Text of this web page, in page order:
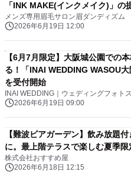
「INK MAKE(インクメイク)」の
メンズ専用眉毛サロン眉ダンディズム
2026年6月19日 12:00
【6月7月限定】大阪城公園での
る！「INAI WEDDING WASOU
を受付開始
INAI WEDDING｜ウェディングフォト
2026年6月19日 09:00
【難波ビアガーデン】飲み放題
に。最上階テラスで楽しむ夏季限
株式会社おすすめ屋
2026年6月18日 12:15